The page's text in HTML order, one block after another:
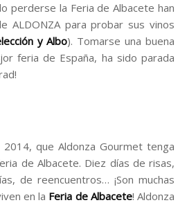
perderse la Feria de Albacete han
ALDONZA para probar sus vinos
y Albo). Tomarse una buena
feria de España, ha sido parada
que Aldonza Gourmet tenga
de Albacete. Diez días de risas,
de reencuentros… ¡Son muchas
en la Feria de Albacete! Aldonza